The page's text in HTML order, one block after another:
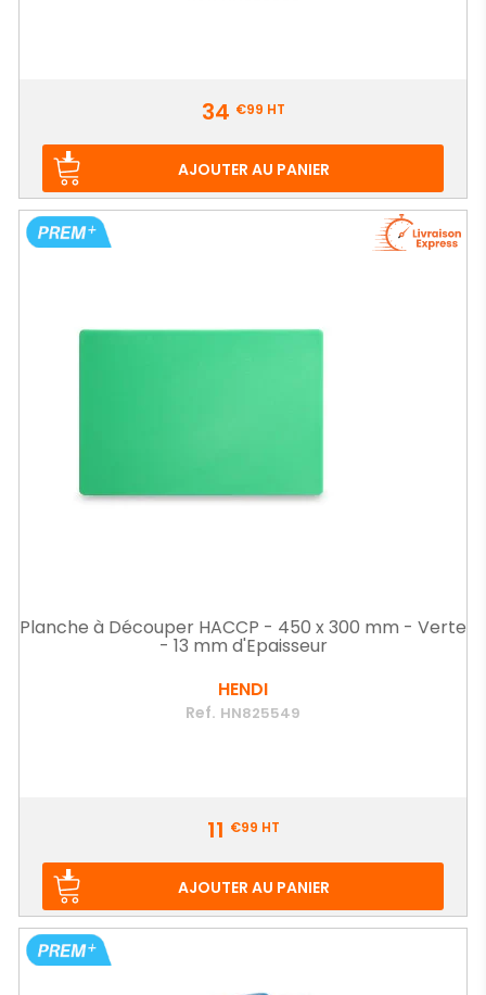
34 €99 HT
AJOUTER AU PANIER
Planche à Découper HACCP - 450 x 300 mm - Verte
- 13 mm d'Epaisseur
HENDI
Ref. HN825549
11 €99 HT
AJOUTER AU PANIER